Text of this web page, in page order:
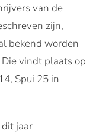
van de
zijn,
bekend worden
vindt plaats op
Spui 25 in
jaar